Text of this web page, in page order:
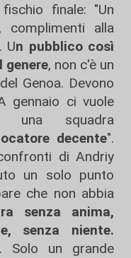
finale: "Un
complimenti alla
Un pubblico così
genere, non c'è un
Genoa. Devono
gennaio ci vuole
una squadra
decente".
di Andriy
un solo punto
che non abbia
senza anima,
senza niente.
Solo un grande